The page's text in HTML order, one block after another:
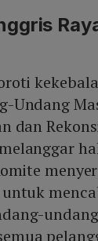
Undang
dan